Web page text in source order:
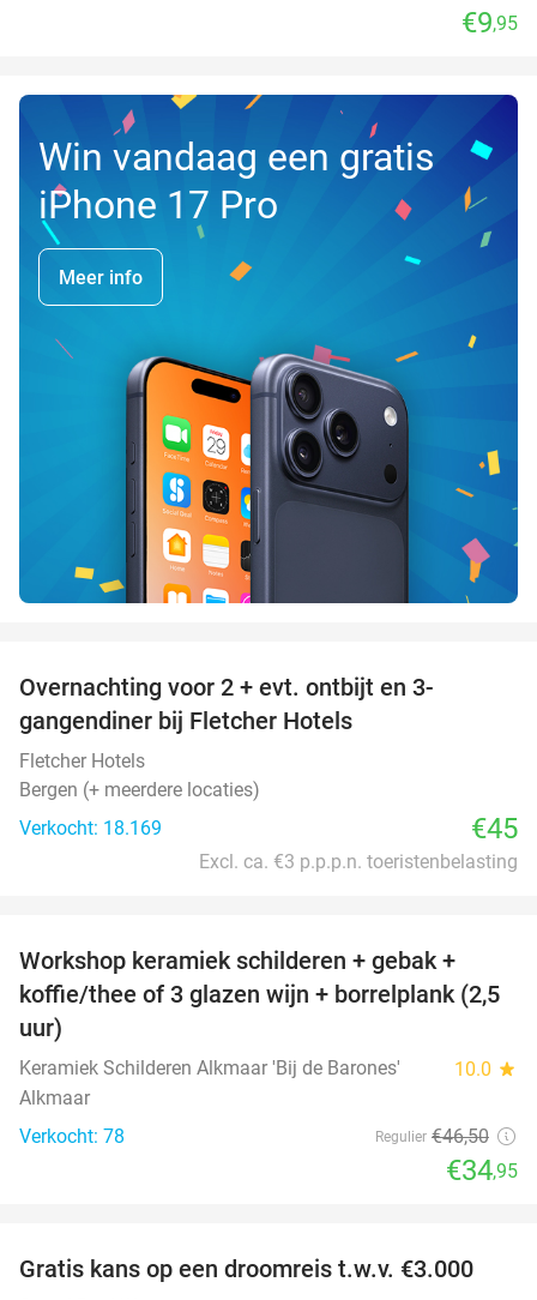
€9,95
Win vandaag een gratis
iPhone 17 Pro
Meer info
Overnachting voor 2 + evt. ontbijt en 3-
gangendiner bij Fletcher Hotels
Fletcher Hotels
Bergen (+ meerdere locaties)
Verkocht: 18.169
€45
Excl. ca. €3 p.p.p.n. toeristenbelasting
Workshop keramiek schilderen + gebak +
koffie/thee of 3 glazen wijn + borrelplank (2,5
uur)
Keramiek Schilderen Alkmaar 'Bij de Barones' 10.0 star
Alkmaar
Verkocht: 78
Regulier €46,50
€34,95
Gratis kans op een droomreis t.w.v. €3.000